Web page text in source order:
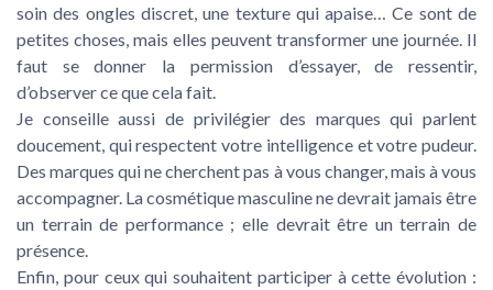
soin des ongles discret, une texture qui apaise… Ce sont de
petites choses, mais elles peuvent transformer une journée. Il
faut se donner la permission d’essayer, de ressentir,
d’observer ce que cela fait.
Je conseille aussi de privilégier des marques qui parlent
doucement, qui respectent votre intelligence et votre pudeur.
Des marques qui ne cherchent pas à vous changer, mais à vous
accompagner. La cosmétique masculine ne devrait jamais être
un terrain de performance ; elle devrait être un terrain de
présence.
Enfin, pour ceux qui souhaitent participer à cette évolution :